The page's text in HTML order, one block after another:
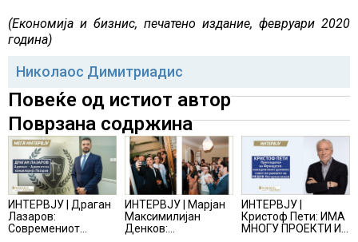
(Економија и бизнис, печатено издание, февруари 2020
година)
Николаос Димитриадис
Повеќе од истиот автор
Поврзана содржина
ИНТЕРВЈУ | Драган
Лазаров:
Современиот
ИНТЕРВЈУ | Марјан
Максимилијан
Денков:
ИНТЕРВЈУ |
Кристоф Пети: ИМА
МНОГУ ПРОЕКТИ И